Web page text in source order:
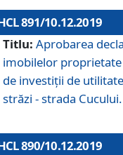
891/10.12.2019
Titlu: Aprobarea
imobilelor
de investiții de
străzi - strada Cucului.
890/10.12.2019